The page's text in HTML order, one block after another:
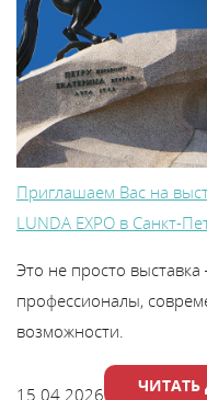
Приглашаем Вас на
LUNDA EXPO в Санкт-
Это не просто
профессионалы,
возможности.
15.04.2026 ЧИТАТЬ